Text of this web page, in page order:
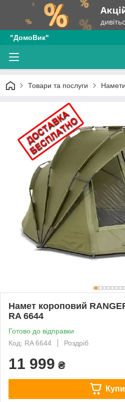
"ДомоВик"
Товари та послуги
Намет короповий
RA 6644
Готово до відправки
Код: RA 6644
Роздріб
11 999 ₴